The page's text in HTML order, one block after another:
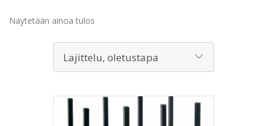
Näytetään ainoa tulos